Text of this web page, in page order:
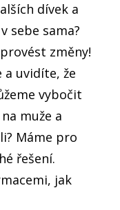
dívek a
sebe sama?
změny!
uvidíte, že
vybočit
muže a
Máme pro
řešení.
jak